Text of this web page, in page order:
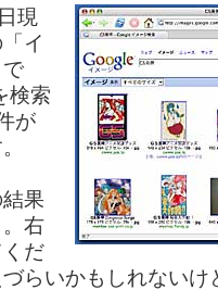
現
イ
検索
が
果
右
だ
らいかもしれない